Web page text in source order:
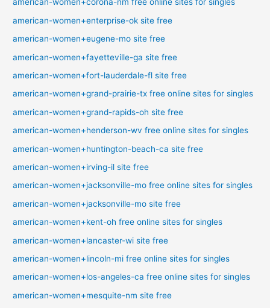
american-women+corona-nm free online sites for singles
american-women+enterprise-ok site free
american-women+eugene-mo site free
american-women+fayetteville-ga site free
american-women+fort-lauderdale-fl site free
american-women+grand-prairie-tx free online sites for singles
american-women+grand-rapids-oh site free
american-women+henderson-wv free online sites for singles
american-women+huntington-beach-ca site free
american-women+irving-il site free
american-women+jacksonville-mo free online sites for singles
american-women+jacksonville-mo site free
american-women+kent-oh free online sites for singles
american-women+lancaster-wi site free
american-women+lincoln-mi free online sites for singles
american-women+los-angeles-ca free online sites for singles
american-women+mesquite-nm site free